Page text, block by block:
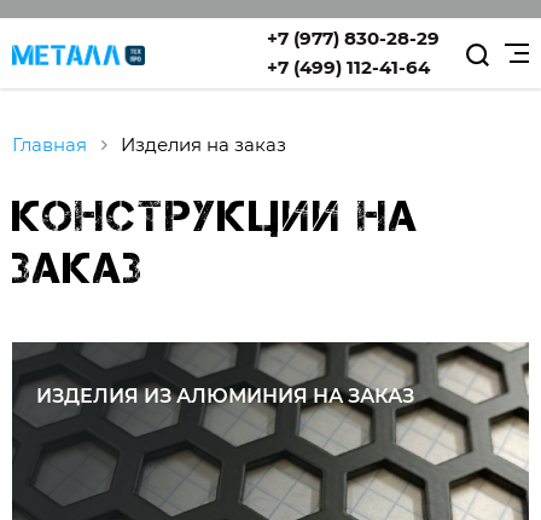
+7 (977) 830-28-29
+7 (499) 112-41-64
Главная изделия на заказ
Конструкции на
заказ
ИЗДЕЛИЯ ИЗ АЛЮМИНИЯ НА ЗАКАЗ